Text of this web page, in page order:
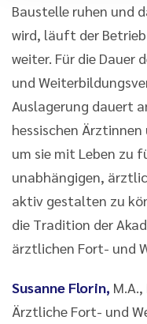
Baustelle ruhen und
wird, läuft der
weiter. Für die Dauer
und
Auslagerung dauert
hessischen
um sie mit Leben zu
unabhängigen,
aktiv gestalten zu
die Tradition der
ärztlichen Fort- und
Susanne Florin,
Ärztliche Fort- und